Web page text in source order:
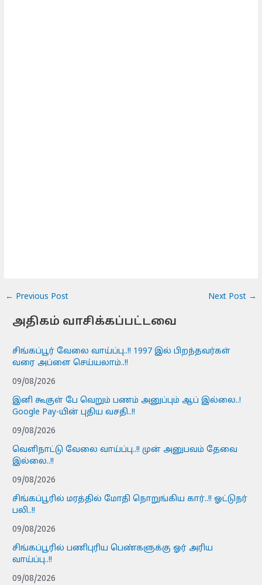
← Previous Post Next Post →
அதிகம் வாசிக்கப்பட்டவை
சிங்கப்பூர் வேலை வாய்ப்பு..!! 1997 இல் பிறந்தவர்கள்
வரை அப்ளை செய்யலாம்..!!
09/08/2026
இனி கூகுள் பே வெறும் பணம் அனுப்பும் ஆப் இல்லை..!
Google Pay-யின் புதிய வசதி..!!
09/08/2026
வெளிநாட்டு வேலை வாய்ப்பு..!! முன் அனுபவம் தேவை
இல்லை..!!
09/08/2026
சிங்கப்பூரில் மரத்தில் மோதி நொறுங்கிய கார்..!! ஓட்டுநர்
பலி..!!
09/08/2026
சிங்கப்பூரில் பணிபுரிய பெண்களுக்கு ஓர் அரிய
வாய்ப்பு..!!
09/08/2026